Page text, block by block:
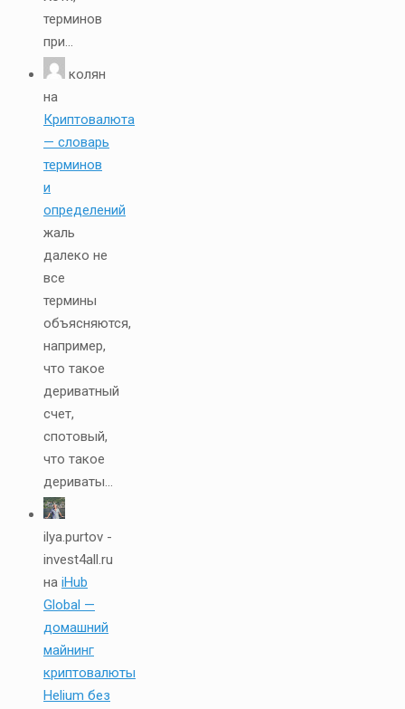
терминов
при...
колян
на
Криптовалюта
— словарь
терминов
и
определений
жаль
далеко не
все
термины
объясняются,
например,
что такое
дериватный
счет,
спотовый,
что такое
дериваты...
ilya.purtov -
invest4all.ru
на iHub
Global —
домашний
майнинг
криптовалюты
Helium без